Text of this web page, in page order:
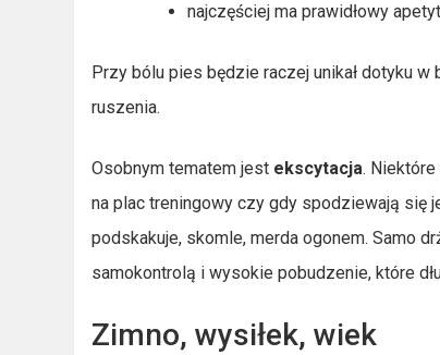
najczęściej ma prawidłowy
Przy bólu pies będzie raczej unikał dotyku
ruszenia.
Osobnym tematem jest ekscytacja.
na plac treningowy czy gdy spodziewają się
podskakuje, skomle, merda ogonem. Samo
samokontrolą i wysokie pobudzenie, które
Zimno, wysiłek, wiek